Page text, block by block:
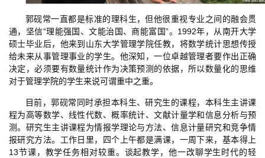
郭砚常一直都是标准的理科生，但他很重视专业之间的融会贯
通，坚信“理能强国、文能治国、商能富国”。1992年，从南开大学
硕士毕业后，他来到山东大学管理学院任教，将数学统计思想传授
给未来从事管理事业的学生。他深知，一位卓越管理者要作出正确
决定，必须要有数量统计作为决策预测的依据，所以数量化的思维
对于管理学院的学生来说可谓重中之重。
目前，郭砚常同时承担本科生、研究生的课程，本科生主讲课
程为高等数学、线性代数、概率统计、文献计量学和信息分析与预
测。研究生主讲课程为情报学理论与方法、信息计量研究和竞争情
报研究方法。工作日里，四个上午都是满课，一周下来，基本得上
13节课，教学任务相对较重。谈起教学，他一改聊学生时代的轻